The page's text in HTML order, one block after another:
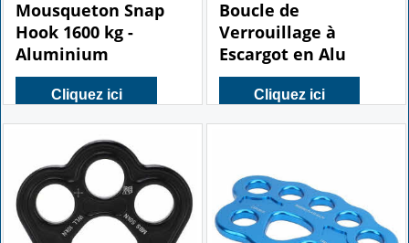
€5.00
Mousqueton Snap
Hook 1600 kg -
Aluminium
Cliquez ici
€3.00
Boucle de
Verrouillage à
Cliquez ici